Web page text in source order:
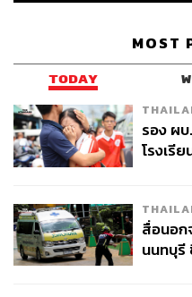
THE
สำนักข่
ทีมข่าว
MOST
TODAY
รอง ผ
โรงเรี
สื่อนอก
นนทบุรี